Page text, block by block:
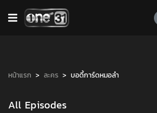
หน้าแรก ละคร บอดี้การ์ดหมอลำ
All Episodes